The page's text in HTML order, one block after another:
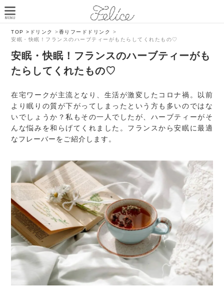
TOP > ドリンク >香りフードドリンク
>
安眠・快眠！フランスのハーブティーがもたらしてくれたもの♡
安眠・快眠！フランスのハーブティーがも
たらしてくれたもの♡
在宅ワークが主流となり、生活が激変したコロナ禍。以前
より眠りの質が下がってしまったという方も多いのではな
いでしょうか？私もその一人でしたが、ハーブティーがそ
んな悩みを和らげてくれました。フランスから安眠に最適
なフレーバーをご紹介します。